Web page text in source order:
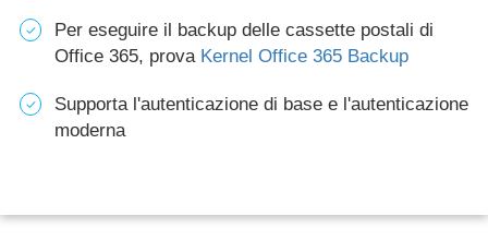
Per eseguire il backup delle cassette postali di
Office 365, prova Kernel Office 365 Backup
Supporta l'autenticazione di base e l'autenticazione
moderna